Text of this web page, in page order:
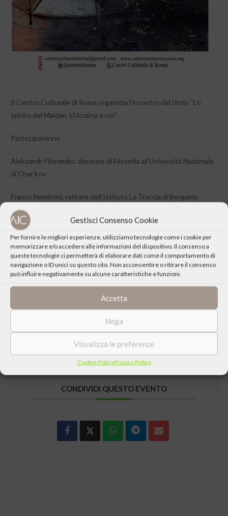
Gestisci Consenso Cookie
Per fornire le migliori esperienze, utilizziamo tecnologie come i cookie per
memorizzare e/o accedere alle informazioni del dispositivo. Il consenso a
queste tecnologie ci permetterà di elaborare dati come il comportamento di
navigazione o ID unici su questo sito. Non acconsentire o ritirare il consenso
può influire negativamente su alcune caratteristiche e funzioni.
Accetta
Nega
Visualizza le preferenze
Cookie PolicyPrivacy Policy
Il Centro Culturale di Roma organizza l’incontro dal titolo “Lo
spirito del Maidan. L’Ucraina e noi”.
Parteciperanno
Aleksandr Filonenko, docente di Filosofia all’Università Nazionale
di Char’kov
Franco Nembrini, rettore dell’Istituto La Traccia di Bergamo
Fai clic per accettare i cookie marketing e
abilitare questo contenuto
CONDIVIDI QUESTO EVENTO